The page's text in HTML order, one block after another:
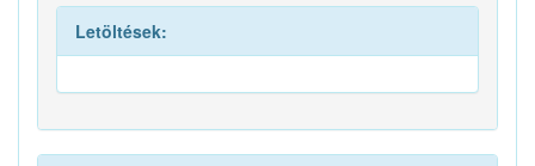
Letöltések: